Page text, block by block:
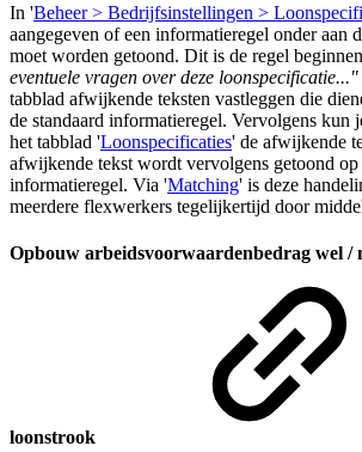
In 'Beheer > Bedrijfsinstellingen >
aangegeven of een informatieregel onder aan
moet worden getoond. Dit is de regel
eventuele vragen over deze loonspecificatie..."
tabblad afwijkende teksten vastleggen die
de standaard informatieregel. Vervolgens kun
het tabblad 'Loonspecificaties' de afwijkende
afwijkende tekst wordt vervolgens getoond
informatieregel. Via 'Matching' is deze
meerdere flexwerkers tegelijkertijd door
Opbouw arbeidsvoorwaardenbedrag wel /
loonstrook